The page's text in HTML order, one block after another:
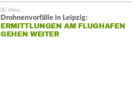
Drohnenvorfälle in Leipzig:
ERMITTLUNGEN AM FLUGHAFEN
GEHEN WEITER